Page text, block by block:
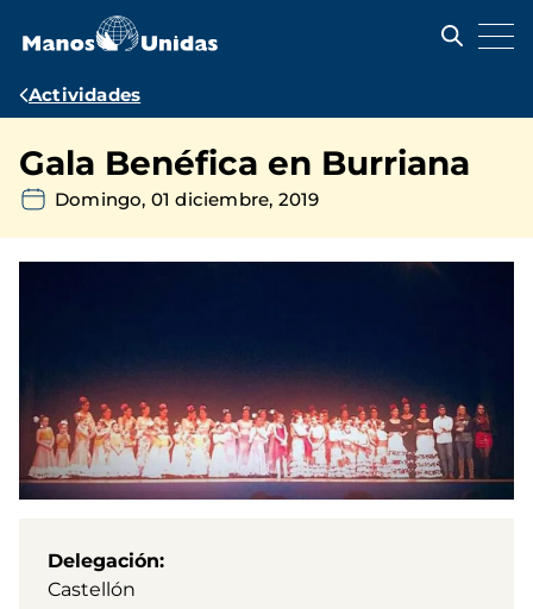
contenido
Ruta
navegación
Actividades
Gala Benéfica en Burriana
Domingo, 01 diciembre, 2019
Delegación
Castellón